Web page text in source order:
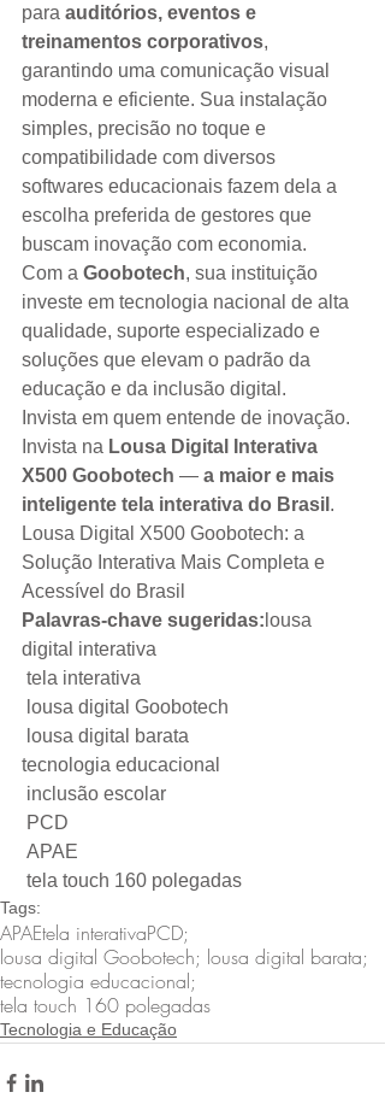
para auditórios, eventos e
treinamentos corporativos,
garantindo uma comunicação visual
moderna e eficiente. Sua instalação
simples, precisão no toque e
compatibilidade com diversos
softwares educacionais fazem dela a
escolha preferida de gestores que
buscam inovação com economia.
Com a Goobotech, sua instituição
investe em tecnologia nacional de alta
qualidade, suporte especializado e
soluções que elevam o padrão da
educação e da inclusão digital.
Invista em quem entende de inovação.
Invista na Lousa Digital Interativa
X500 Goobotech — a maior e mais
inteligente tela interativa do Brasil .
Lousa Digital X500 Goobotech: a
Solução Interativa Mais Completa e
Acessível do Brasil
Palavras-chave sugeridas: lousa
digital interativa
tela interativa
lousa digital Goobotech
lousa digital barata
tecnologia educacional
inclusão escolar
PCD
APAE
tela touch 160 polegadas
Tags:
APAEtela interativaPCD;
lousa digital Goobotech; lousa digital barata;
tecnologia educacional;
tela touch 160 polegadas
Tecnologia e Educação